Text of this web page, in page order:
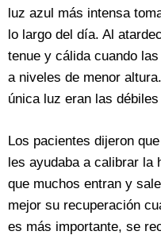
luz azul más intensa
lo largo del día. Al
tenue y cálida cuando
a niveles de menor
única luz eran las
Los pacientes dijeron
les ayudaba a calibrar la
que muchos entran y
mejor su recuperación
es más importante, se